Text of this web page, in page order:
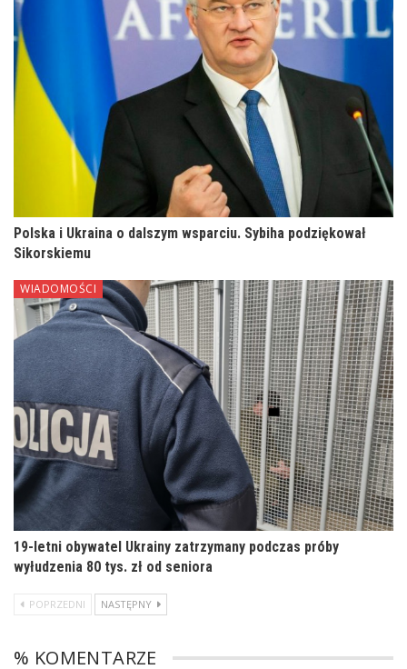
Polska i Ukraina o dalszym wsparciu. Sybiha podziękował
Sikorskiemu
WIADOMOŚCI
19-letni obywatel Ukrainy zatrzymany podczas próby
wyłudzenia 80 tys. zł od seniora
POPRZEDNI NASTĘPNY
% KOMENTARZE